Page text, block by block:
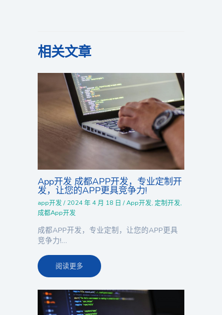
相关文章
App开发 成都APP开发，专业定制开
发，让您的APP更具竞争力!
app开发 / 2024 年 4 月 18 日/App开发, 定制开发,
成都App开发
成都APP开发，专业定制，让您的APP更具
竞争力!…
阅读更多